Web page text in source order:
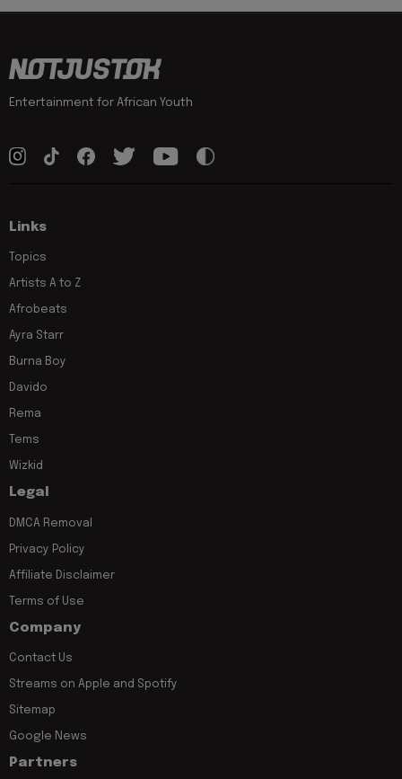
Entertainment for African Youth
Links
Topics
Artists A to Z
Afrobeats
Ayra Starr
Burna Boy
Davido
Rema
Tems
Wizkid
Legal
DMCA Removal
Privacy Policy
Affiliate Disclaimer
Terms of Use
Company
Contact Us
Streams on Apple and Spotify
Sitemap
Google News
Partners